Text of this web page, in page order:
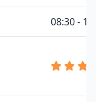
08:30 -